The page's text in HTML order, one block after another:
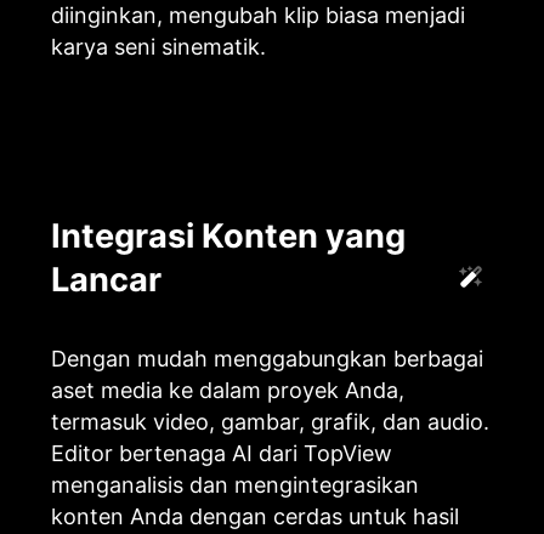
diinginkan, mengubah klip biasa menjadi
karya seni sinematik.
Integrasi Konten yang
Lancar
Dengan mudah menggabungkan berbagai
aset media ke dalam proyek Anda,
termasuk video, gambar, grafik, dan audio.
Editor bertenaga AI dari TopView
menganalisis dan mengintegrasikan
konten Anda dengan cerdas untuk hasil